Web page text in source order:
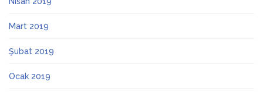
Mart 2019
Şubat 2019
Ocak 2019